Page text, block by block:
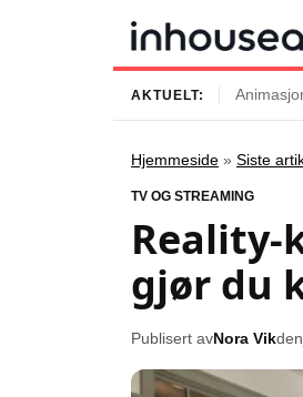
Innhold
Siste artikler
Film og serier
Musikk og artister
Popkultur
TV og streaming
AKTUELT:
Hjemmeside » Siste
TV OG STREAMING
gjør du
Publisert avNora Vikden